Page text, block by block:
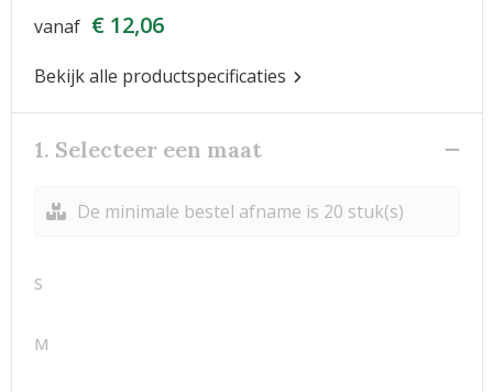
vanaf € 12,06
Bekijk alle productspecificaties
1. Selecteer een maat
De minimale bestel afname is 20 stuk(s)
S
M